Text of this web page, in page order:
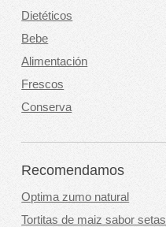
Dietéticos
Bebe
Alimentación
Frescos
Conserva
Recomendamos
Optima zumo natural
Tortitas de maiz sabor setas